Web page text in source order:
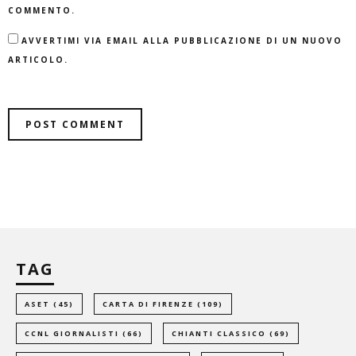
COMMENTO.
AVVERTIMI VIA EMAIL ALLA PUBBLICAZIONE DI UN NUOVO
ARTICOLO.
TAG
ASET (45) CARTA DI FIRENZE (109)
CCNL GIORNALISTI (66) CHIANTI CLASSICO (69)